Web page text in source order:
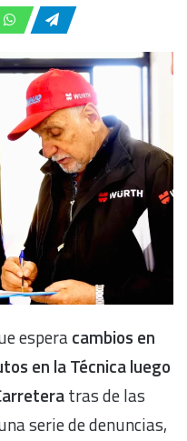
esperacambios en
en la Técnica luego
tras de las
serie de denuncias,